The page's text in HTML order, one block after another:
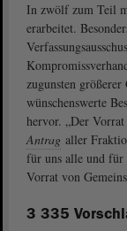
In zwölf zum Teil
erarbeitet.
zugunsten
wünschenswerte
hervor. „Der
Antrag aller
für uns alle und für
Vorrat von
3 335